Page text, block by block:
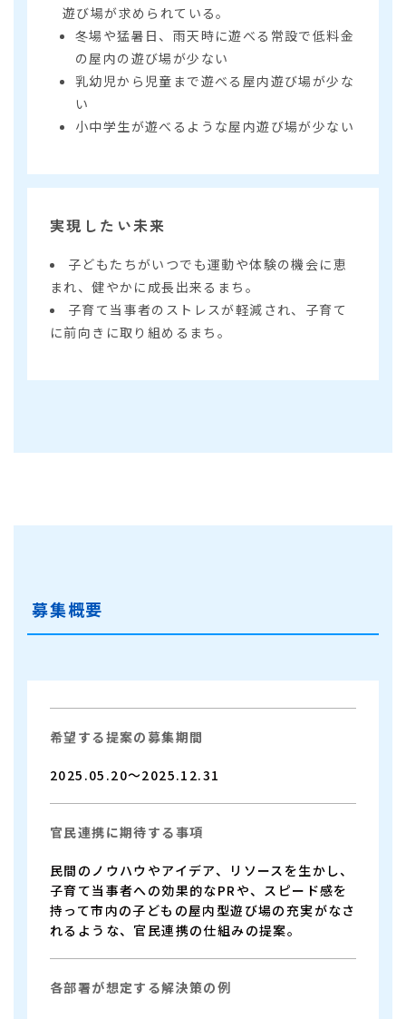
遊び場が求められている。
冬場や猛暑日、雨天時に遊べる常設で低料金
の屋内の遊び場が少ない
乳幼児から児童まで遊べる屋内遊び場が少な
い
小中学生が遊べるような屋内遊び場が少ない
実現したい未来
子どもたちがいつでも運動や体験の機会に恵
まれ、健やかに成長出来るまち。
子育て当事者のストレスが軽減され、子育て
に前向きに取り組めるまち。
募集概要
希望する提案の募集期間
2025.05.20～2025.12.31
官民連携に期待する事項
民間のノウハウやアイデア、リソースを生かし、
子育て当事者への効果的なPRや、スピード感を
持って市内の子どもの屋内型遊び場の充実がなさ
れるような、官民連携の仕組みの提案。
各部署が想定する解決策の例